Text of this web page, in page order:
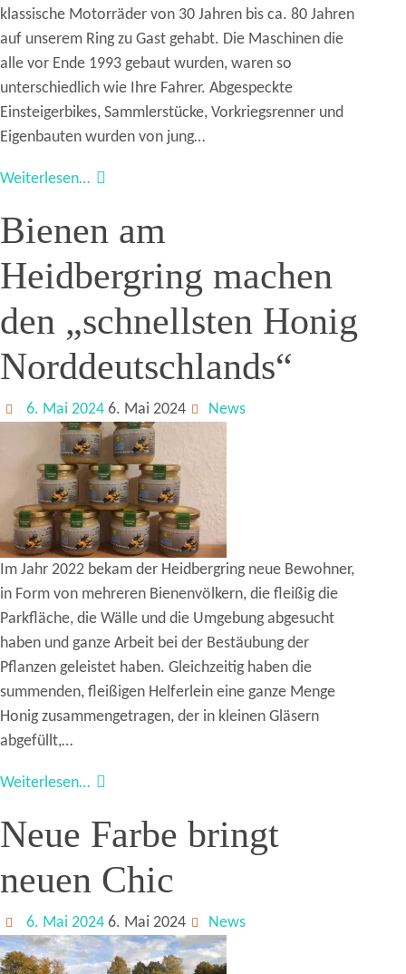
klassische Motorräder von 30 Jahren bis ca. 80 Jahren
auf unserem Ring zu Gast gehabt. Die Maschinen die
alle vor Ende 1993 gebaut wurden, waren so
unterschiedlich wie Ihre Fahrer. Abgespeckte
Einsteigerbikes, Sammlerstücke, Vorkriegsrenner und
Eigenbauten wurden von jung…
Weiterlesen…
Bienen am
Heidbergring machen
den „schnellsten Honig
Norddeutschlands“
6. Mai 2024 6. Mai 2024 News
Im Jahr 2022 bekam der Heidbergring neue Bewohner,
in Form von mehreren Bienenvölkern, die fleißig die
Parkfläche, die Wälle und die Umgebung abgesucht
haben und ganze Arbeit bei der Bestäubung der
Pflanzen geleistet haben. Gleichzeitig haben die
summenden, fleißigen Helferlein eine ganze Menge
Honig zusammengetragen, der in kleinen Gläsern
abgefüllt,…
Weiterlesen…
Neue Farbe bringt
neuen Chic
6. Mai 2024 6. Mai 2024 News